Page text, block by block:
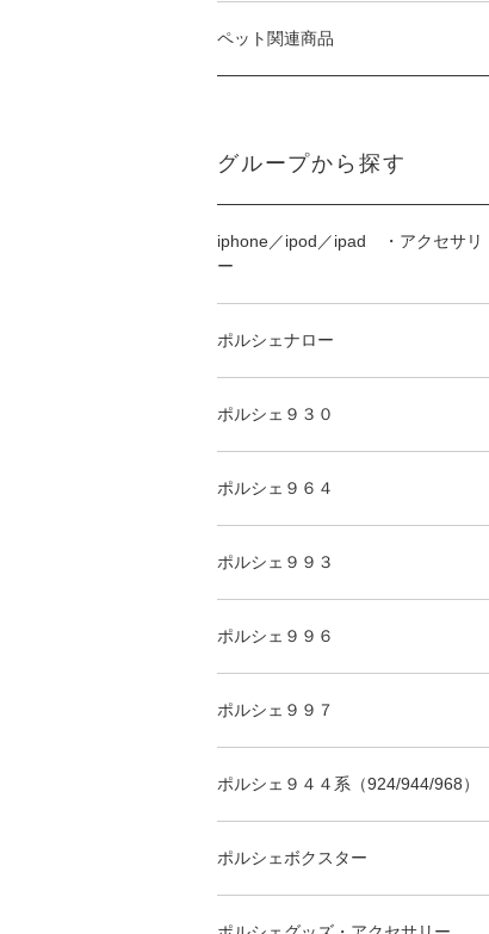
ペット関連商品
グループから探す
iphone／ipod／ipad ・アクセサリ
ー
ポルシェナロー
ポルシェ９３０
ポルシェ９６４
ポルシェ９９３
ポルシェ９９６
ポルシェ９９７
ポルシェ９４４系（924/944/968）
ポルシェボクスター